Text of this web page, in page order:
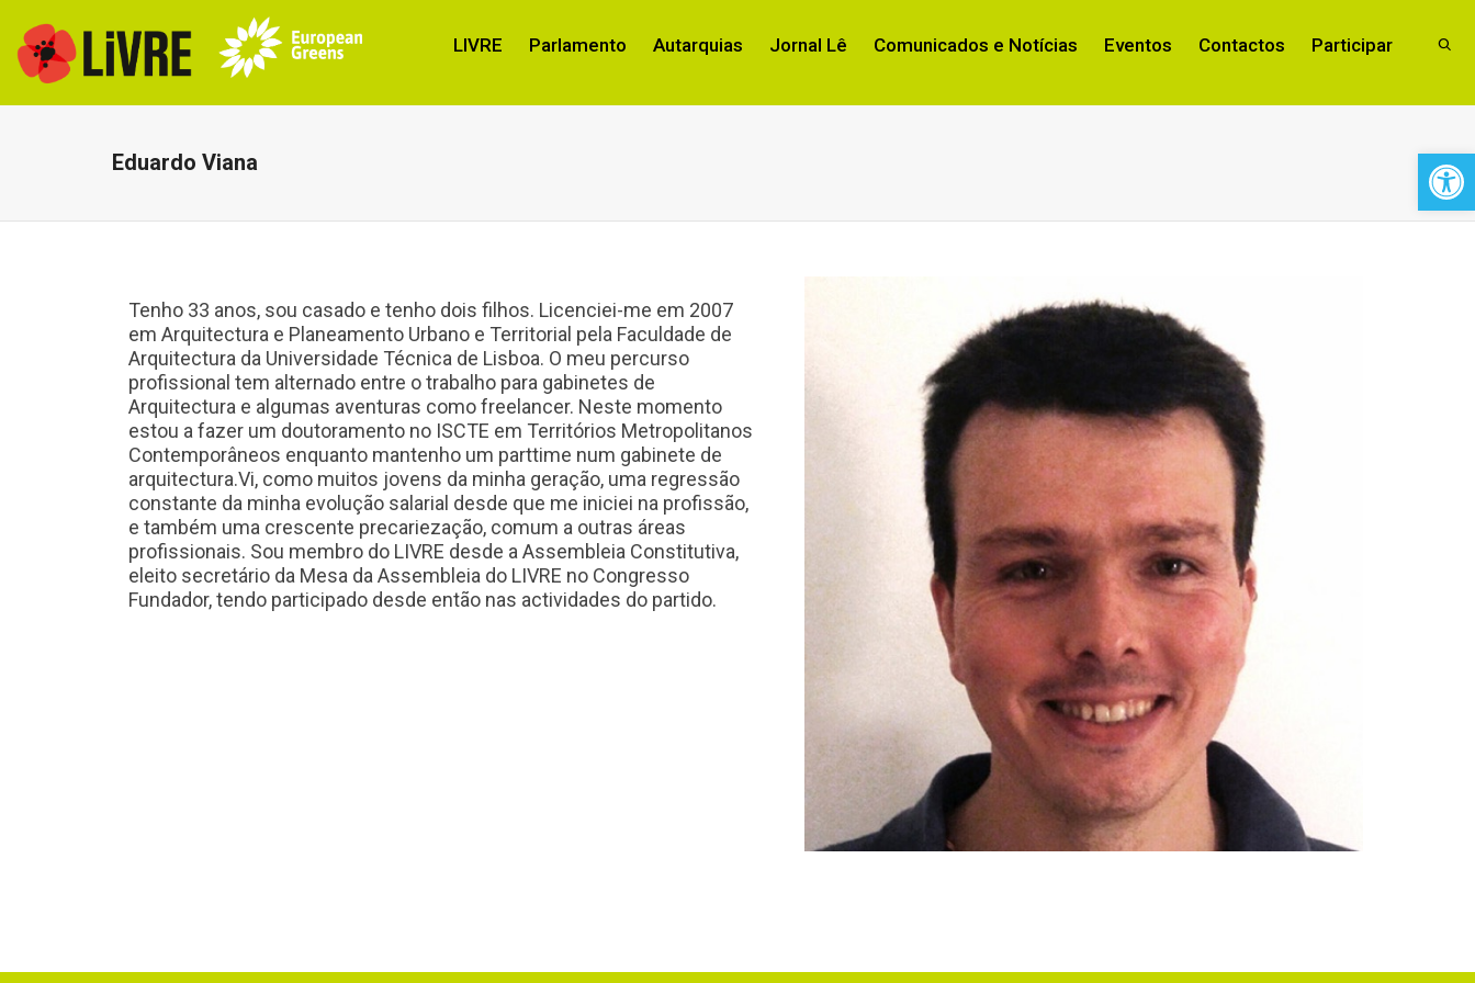
LIVRE Parlamento Autarquias Jornal Lê Comunicados e Notícias Eventos Contactos Participar
Eduardo Viana
Tenho 33 anos, sou casado e tenho dois filhos. Licenciei-me em 2007
em Arquitectura e Planeamento Urbano e Territorial pela Faculdade de
Arquitectura da Universidade Técnica de Lisboa. O meu percurso
profissional tem alternado entre o trabalho para gabinetes de
Arquitectura e algumas aventuras como freelancer. Neste momento
estou a fazer um doutoramento no ISCTE em Territórios Metropolitanos
Contemporâneos enquanto mantenho um parttime num gabinete de
arquitectura.Vi, como muitos jovens da minha geração, uma regressão
constante da minha evolução salarial desde que me iniciei na profissão,
e também uma crescente precariezação, comum a outras áreas
profissionais. Sou membro do LIVRE desde a Assembleia Constitutiva,
eleito secretário da Mesa da Assembleia do LIVRE no Congresso
Fundador, tendo participado desde então nas actividades do partido.